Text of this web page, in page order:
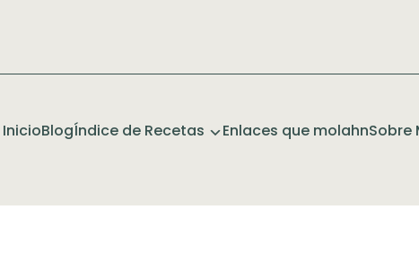
InicioBlogÍndice de Recetas Enlaces que molahnSobre